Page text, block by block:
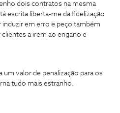
dois contratos na mesma
escrita liberta-me da fidelização
em erro e peço também
a irem ao engano e
um valor de penalização para os
tudo mais estranho.